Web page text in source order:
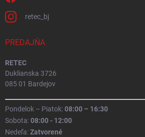
retec_bj
PREDAJŇA
RETEC
Duklianska 3726
085 01 Bardejov
Pondelok – Piatok:08:00 – 16:30
Sobota:08:00 - 12:00
Nedeľa:Zatvorené